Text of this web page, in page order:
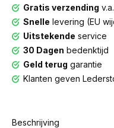
Gratis verzending
Snelle levering (EU
Uitstekende service
30 Dagen bedenktijd
Geld terug garantie
Klanten geven
Beschrijving